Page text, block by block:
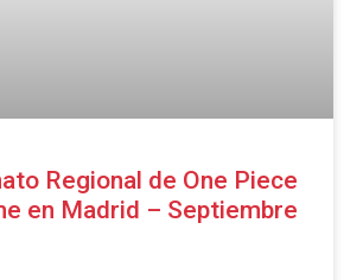
Regional de One Piece
en Madrid – Septiembre